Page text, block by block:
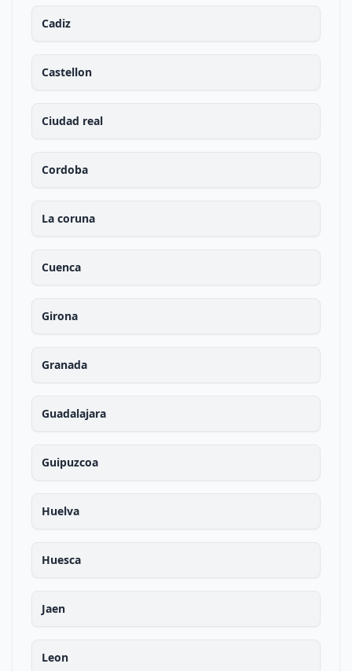
Cadiz
Castellon
Ciudad real
Cordoba
La coruna
Cuenca
Girona
Granada
Guadalajara
Guipuzcoa
Huelva
Huesca
Jaen
Leon